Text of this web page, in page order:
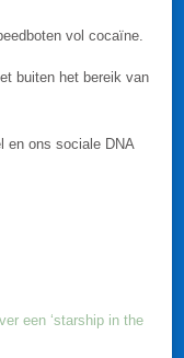
vol cocaïne.
buiten het bereik van
en ons sociale DNA
een ‘starship in the